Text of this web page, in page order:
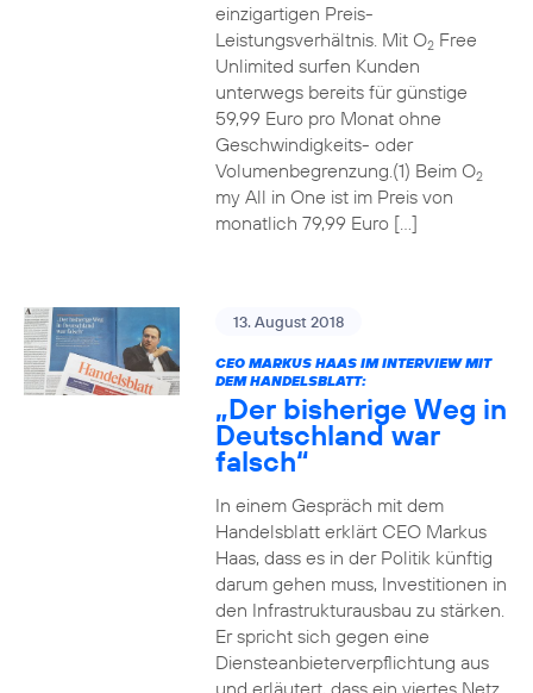
einzigartigen Preis-
Leistungsverhältnis. Mit O2Free
Unlimited surfen Kunden
unterwegs bereits für günstige
59,99 Euro pro Monat ohne
Geschwindigkeits- oder
Volumenbegrenzung.(1) Beim O2
my All in One ist im Preis von
monatlich 79,99 Euro […]
13. August 2018
CEO MARKUS HAAS IM INTERVIEW MIT
DEM HANDELSBLATT:
„Der bisherige Weg in
Deutschland war
falsch“
In einem Gespräch mit dem
Handelsblatt erklärt CEO Markus
Haas, dass es in der Politik künftig
darum gehen muss, Investitionen in
den Infrastrukturausbau zu stärken.
Er spricht sich gegen eine
Diensteanbieterverpflichtung aus
und erläutert, dass ein viertes Netz